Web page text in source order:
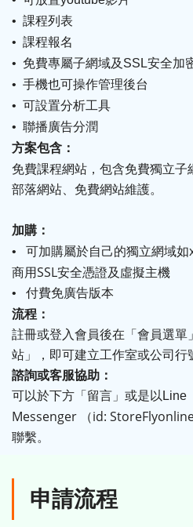
• 課程列表
• 課程報名
• 免費專屬子網域及 SSL安全加
• 手機也可操作管理後台
• 可設置分析工具
• 聯播廣告分潤
方案包含 ：
免費課程網站 ， 包含免費獨立子
部落網站、免費網站維護。
加購 ：
• 可加購屬於自己的獨立網域如
商用SSL安全憑證及虛擬主機
• 付費免廣告版本
流程：
註冊或登入會員後在「會員選單
站」，即可建立工作室或公司行
諮詢或客服協助 ：
可以於下方「留言」或是以 Line
Messenger （id:
聯繫。
申請流程